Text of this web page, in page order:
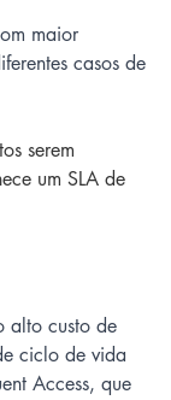
maior
casos de
serem
um SLA de
alto custo de
ciclo de vida
Access, que